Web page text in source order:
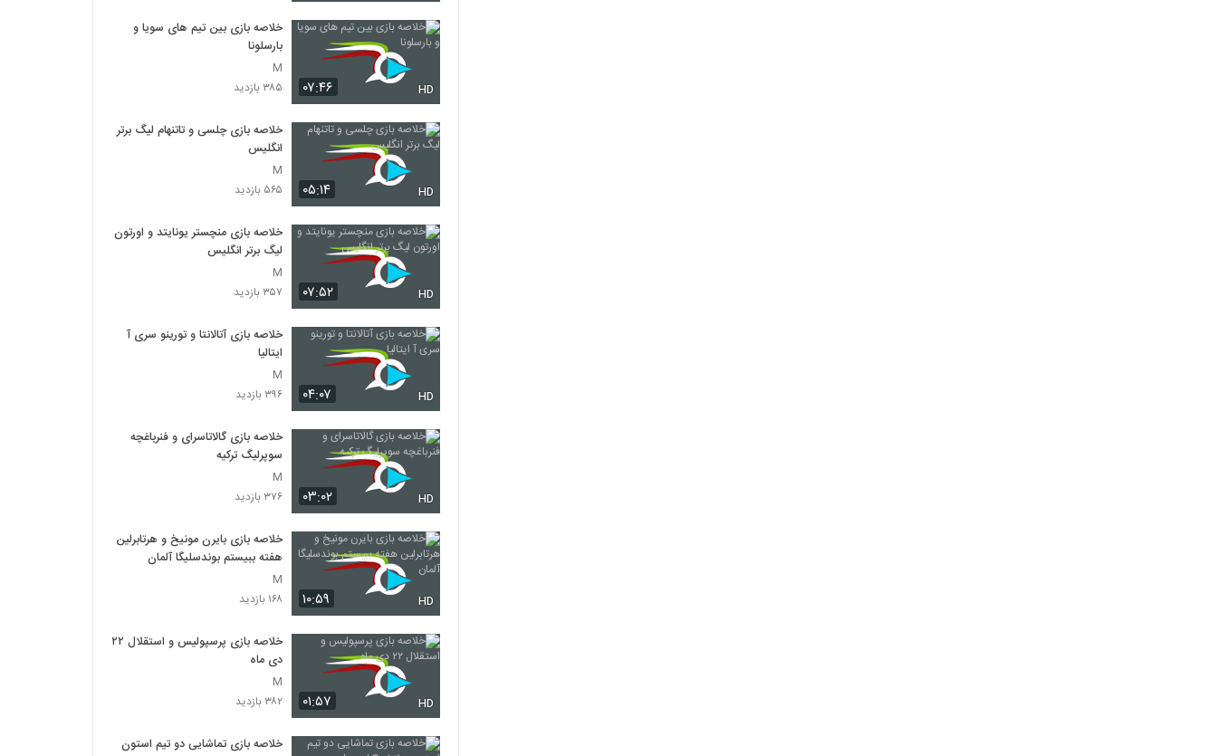
۰۷:۴۶ HD
خلاصه بازی بین تیم های سویا و
بارسلونا
M
۳۸۵ بازدید
۰۵:۱۴ HD
خلاصه بازی چلسی و تاتنهام لیگ برتر
انگلیس
M
۵۶۵ بازدید
۰۷:۵۲ HD
خلاصه بازی منچستر یونایتد و اورتون
لیگ برتر انگلیس
M
۳۵۷ بازدید
۰۴:۰۷ HD
خلاصه بازی آتالانتا و تورینو سری آ
ایتالیا
M
۳۹۶ بازدید
۰۳:۰۲ HD
خلاصه بازی گالاتاسرای و فنرباغچه
سوپرلیگ ترکیه
M
۳۷۶ بازدید
۱۰:۵۹ HD
خلاصه بازی بایرن‌ مونیخ و هرتابرلین
هفته ببیستم بوندسلیگا آلمان
M
۱۶۸ بازدید
۰۱:۵۷ HD
خلاصه بازی پرسپولیس و استقلال ۲۲
دی ماه
M
۳۸۲ بازدید
خلاصه بازی تماشایی دو تیم استون